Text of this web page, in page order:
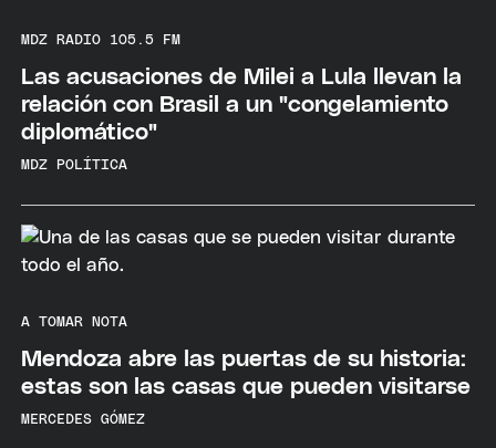
MDZ RADIO 105.5 FM
Las acusaciones de Milei a Lula llevan la
relación con Brasil a un "congelamiento
diplomático"
MDZ POLÍTICA
A TOMAR NOTA
Mendoza abre las puertas de su historia:
estas son las casas que pueden visitarse
MERCEDES GÓMEZ